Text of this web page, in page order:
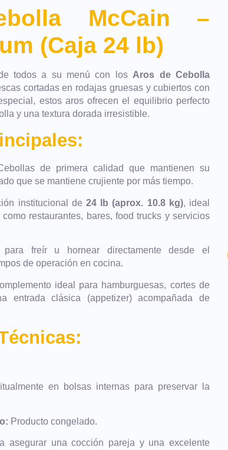
McCain –
(Caja 24 lb)
todos a su menú con los Aros de Cebolla
cortadas en rodajas gruesas y cubiertos con
estos aros ofrecen el equilibrio perfecto
y una textura dorada irresistible.
de primera calidad que mantienen su
que se mantiene crujiente por más tiempo.
institucional de24 lb (aprox. 10.8 kg), ideal
restaurantes, bares, food trucks y servicios
freír u hornear directamente desde el
de operación en cocina.
ideal para hamburguesas, cortes de
entrada clásica (appetizer) acompañada de
en bolsas internas para preservar la
Producto congelado.
asegurar una cocción pareja y una excelente